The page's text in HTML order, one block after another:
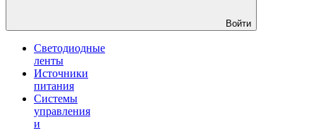
Войти
Светодиодные
ленты
Источники
питания
Системы
управления
и